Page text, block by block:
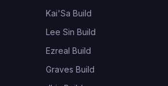
Kai'Sa Build
Lee Sin Build
Ezreal Build
Graves Build